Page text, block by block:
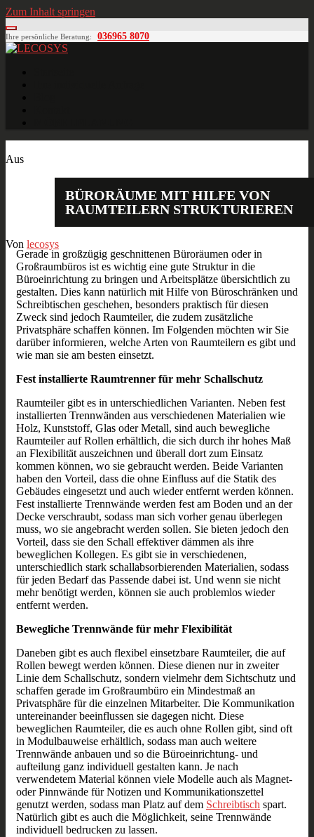
Zum Inhalt springen
Ihre persönliche Beratung: 036965 8070
Aus
BÜRORÄUME MIT HILFE VON
RAUMTEILERN STRUKTURIEREN
Von lecosys
Gerade in großzügig geschnittenen Büroräumen oder in
Großraumbüros ist es wichtig eine gute Struktur in die
Büroeinrichtung zu bringen und Arbeitsplätze übersichtlich zu
gestalten. Dies kann natürlich mit Hilfe von Büroschränken und
Schreibtischen geschehen, besonders praktisch für diesen
Zweck sind jedoch Raumteiler, die zudem zusätzliche
Privatsphäre schaffen können. Im Folgenden möchten wir Sie
darüber informieren, welche Arten von Raumteilern es gibt und
wie man sie am besten einsetzt.
Fest installierte Raumtrenner für mehr Schallschutz
Raumteiler gibt es in unterschiedlichen Varianten. Neben fest
installierten Trennwänden aus verschiedenen Materialien wie
Holz, Kunststoff, Glas oder Metall, sind auch bewegliche
Raumteiler auf Rollen erhältlich, die sich durch ihr hohes Maß
an Flexibilität auszeichnen und überall dort zum Einsatz
kommen können, wo sie gebraucht werden. Beide Varianten
haben den Vorteil, dass die ohne Einfluss auf die Statik des
Gebäudes eingesetzt und auch wieder entfernt werden können.
Fest installierte Trennwände werden fest am Boden und an der
Decke verschraubt, sodass man sich vorher genau überlegen
muss, wo sie angebracht werden sollen. Sie bieten jedoch den
Vorteil, dass sie den Schall effektiver dämmen als ihre
beweglichen Kollegen. Es gibt sie in verschiedenen,
unterschiedlich stark schallabsorbierenden Materialien, sodass
für jeden Bedarf das Passende dabei ist. Und wenn sie nicht
mehr benötigt werden, können sie auch problemlos wieder
entfernt werden.
Bewegliche Trennwände für mehr Flexibilität
Daneben gibt es auch flexibel einsetzbare Raumteiler, die auf
Rollen bewegt werden können. Diese dienen nur in zweiter
Linie dem Schallschutz, sondern vielmehr dem Sichtschutz und
schaffen gerade im Großraumbüro ein Mindestmaß an
Privatsphäre für die einzelnen Mitarbeiter. Die Kommunikation
untereinander beeinflussen sie dagegen nicht. Diese
beweglichen Raumteiler, die es auch ohne Rollen gibt, sind oft
in Modulbauweise erhältlich, sodass man auch weitere
Trennwände anbauen und so die Büroeinrichtung- und
aufteilung ganz individuell gestalten kann. Je nach
verwendetem Material können viele Modelle auch als Magnet-
oder Pinnwände für Notizen und Kommunikationszettel
genutzt werden, sodass man Platz auf dem Schreibtisch spart.
Natürlich gibt es auch die Möglichkeit, seine Trennwände
individuell bedrucken zu lassen.